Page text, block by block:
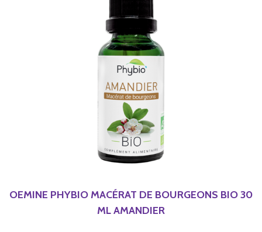
OEMINE PHYBIO MACÉRAT DE BOURGEONS BIO 30
ML AMANDIER